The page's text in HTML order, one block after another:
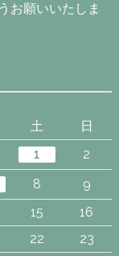
お願いいたしま
土
日
1
2
8
9
15
16
22
23